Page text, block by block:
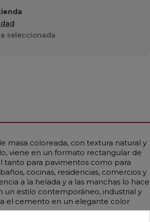
seleccionada
masa coloreada, con textura natural y
viene en un formato rectangular de
tanto para pavimentos como para
cocinas, residencias, comercios y
a la helada y a las manchas lo hace
un estilo contemporáneo, industrial y
el cemento en un elegante color